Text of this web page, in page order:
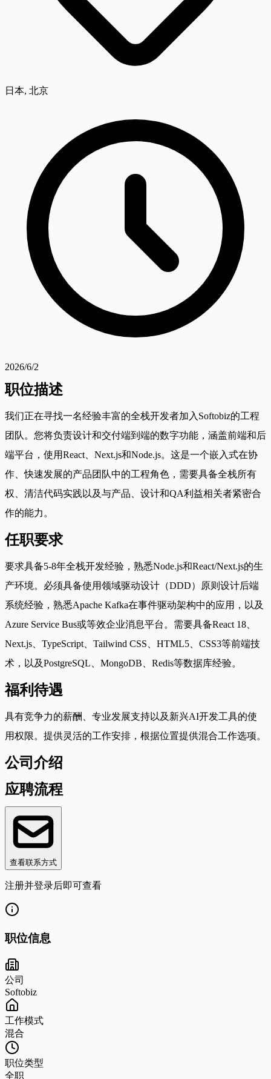
日本, 北京
2026/6/2
职位描述
我们正在寻找一名经验丰富的全栈开发者加入Softobiz的工程
团队。您将负责设计和交付端到端的数字功能，涵盖前端和后
端平台，使用React、Next.js和Node.js。这是一个嵌入式在协
作、快速发展的产品团队中的工程角色，需要具备全栈所有
权、清洁代码实践以及与产品、设计和QA利益相关者紧密合
作的能力。
任职要求
要求具备5-8年全栈开发经验，熟悉Node.js和React/Next.js的生
产环境。必须具备使用领域驱动设计（DDD）原则设计后端
系统经验，熟悉Apache Kafka在事件驱动架构中的应用，以及
Azure Service Bus或等效企业消息平台。需要具备React 18、
Next.js、TypeScript、Tailwind CSS、HTML5、CSS3等前端技
术，以及PostgreSQL、MongoDB、Redis等数据库经验。
福利待遇
具有竞争力的薪酬、专业发展支持以及新兴AI开发工具的使
用权限。提供灵活的工作安排，根据位置提供混合工作选项。
公司介绍
应聘流程
查看联系方式
注册并登录后即可查看
职位信息
公司
Softobiz
工作模式
混合
职位类型
全职